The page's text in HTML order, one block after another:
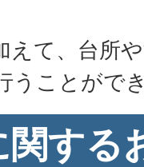
えて、台所
うことがで
関する